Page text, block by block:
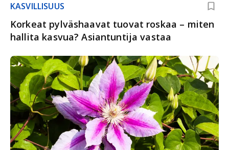
KASVILLISUUS
Korkeat pylväshaavat tuovat roskaa – miten
hallita kasvua? Asiantuntija vastaa